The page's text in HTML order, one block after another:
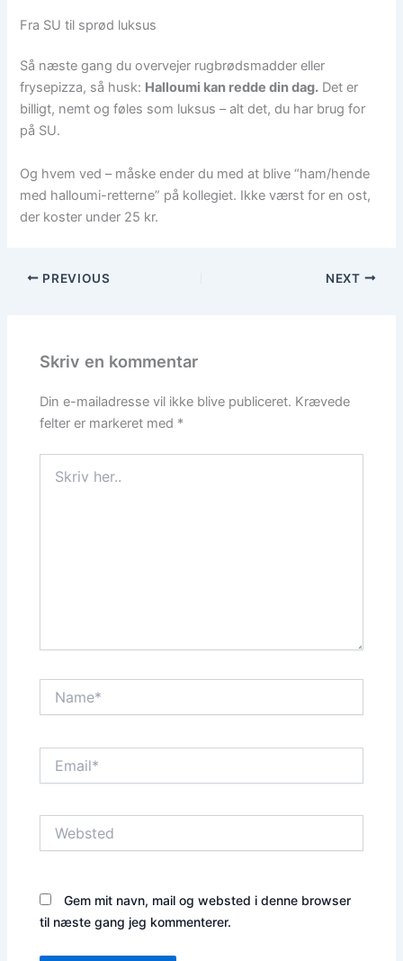
Fra SU til sprød luksus
Så næste gang du overvejer rugbrødsmadder eller
frysepizza, så husk: Halloumi kan redde din dag. Det er
billigt, nemt og føles som luksus – alt det, du har brug for
på SU.
Og hvem ved – måske ender du med at blive “ham/hende
med halloumi-retterne” på kollegiet. Ikke værst for en ost,
der koster under 25 kr.
PREVIOUS NEXT
Skriv en kommentar
Din e-mailadresse vil ikke blive publiceret. Krævede
felter er markeret med *
her..
Gem mit navn, mail og websted i denne browser
til næste gang jeg kommenterer.